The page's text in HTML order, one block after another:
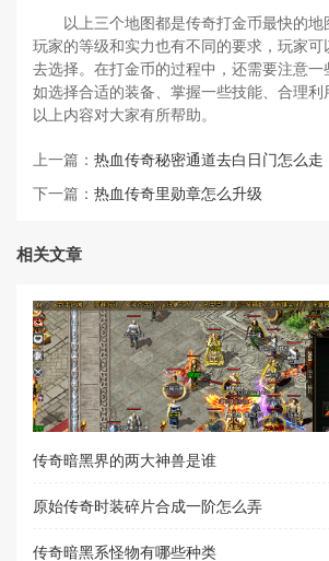
以上三个地图都是传奇打金币最快的
玩家的等级和实力也有不同的要求，玩家
去选择。在打金币的过程中，还需要注意一
如选择合适的装备、掌握一些技能、合理利
以上内容对大家有所帮助。
上一篇： 热血传奇秘密通道去白日门怎么走
下一篇： 热血传奇里勋章怎么升级
相关文章
传奇暗黑界的两大神兽是谁
原始传奇时装碎片合成一阶怎么弄
传奇暗黑系怪物有哪些种类